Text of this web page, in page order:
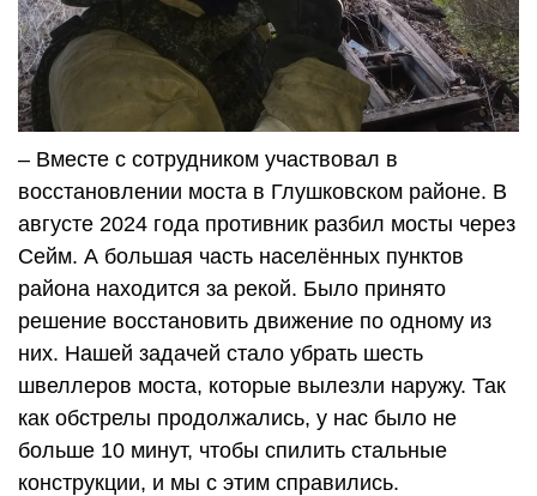
– Вместе с сотрудником участвовал в
восстановлении моста в Глушковском районе. В
августе 2024 года противник разбил мосты через
Сейм. А большая часть населённых пунктов
района находится за рекой. Было принято
решение восстановить движение по одному из
них. Нашей задачей стало убрать шесть
швеллеров моста, которые вылезли наружу. Так
как обстрелы продолжались, у нас было не
больше 10 минут, чтобы спилить стальные
конструкции, и мы с этим справились.